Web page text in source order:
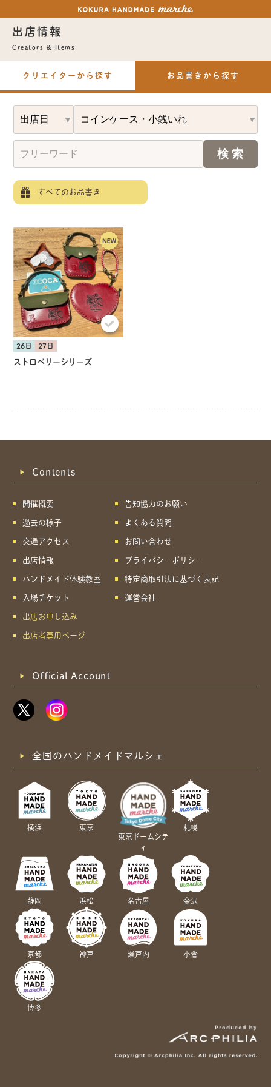
出店情報
Creators & Items
クリエイターから探す お品書きから探す
すべてのお品書き
26日 27日
ストロベリーシリーズ
Contents
開催概要
過去の様子
交通アクセス
出店情報
ハンドメイド体験教室
入場チケット
出店お申し込み
出店者専用ページ
告知協力のお願い
よくある質問
お問い合わせ
プライバシーポリシー
特定商取引法に基づく表記
運営会社
Official Account
全国のハンドメイドマルシェ
横浜
東京
東京ドームシテ
ィ
札幌
静岡 浜松 名古屋 金沢
京都 神戸 瀬戸内 小倉
博多